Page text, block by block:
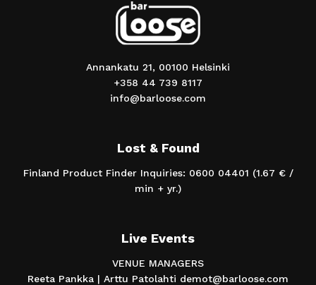
Annankatu 21, 00100 Helsinki
+358 44 739 8117
info@barloose.com
Lost & Found
Finland Product Finder Inquiries: 0600 04401 (1.67 € /
min + yr.)
Live Events
VENUE MANAGERS
Reeta Pankka | Arttu Patolahti demot@barloose.com